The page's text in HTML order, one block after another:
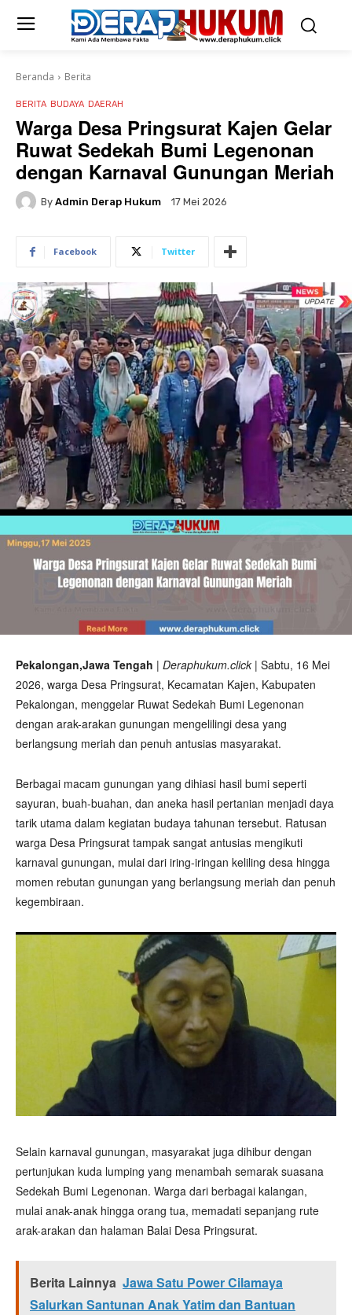
Beranda Berita
BERITA BUDAYA DAERAH
Warga Desa Pringsurat Kajen Gelar
Ruwat Sedekah Bumi Legenonan
dengan Karnaval Gunungan Meriah
By Admin Derap Hukum 17 Mei 2026
Facebook Twitter
Pekalongan,Jawa Tengah | Deraphukum.click | Sabtu, 16 Mei
2026, warga Desa Pringsurat, Kecamatan Kajen, Kabupaten
Pekalongan, menggelar Ruwat Sedekah Bumi Legenonan
dengan arak-arakan gunungan mengelilingi desa yang
berlangsung meriah dan penuh antusias masyarakat.
Berbagai macam gunungan yang dihiasi hasil bumi seperti
sayuran, buah-buahan, dan aneka hasil pertanian menjadi daya
tarik utama dalam kegiatan budaya tahunan tersebut. Ratusan
warga Desa Pringsurat tampak sangat antusias mengikuti
karnaval gunungan, mulai dari iring-iringan keliling desa hingga
momen rebutan gunungan yang berlangsung meriah dan penuh
kegembiraan.
Selain karnaval gunungan, masyarakat juga dihibur dengan
pertunjukan kuda lumping yang menambah semarak suasana
Sedekah Bumi Legenonan. Warga dari berbagai kalangan,
mulai anak-anak hingga orang tua, memadati sepanjang rute
arak-arakan dan halaman Balai Desa Pringsurat.
Berita Lainnya Jawa Satu Power Cilamaya
Salurkan Santunan Anak Yatim dan Bantuan